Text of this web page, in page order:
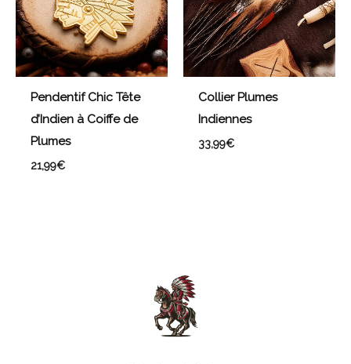
Pendentif Chic Tête
d’Indien à Coiffe de
Plumes
21,99€
Collier Plumes
Indiennes
33,99€